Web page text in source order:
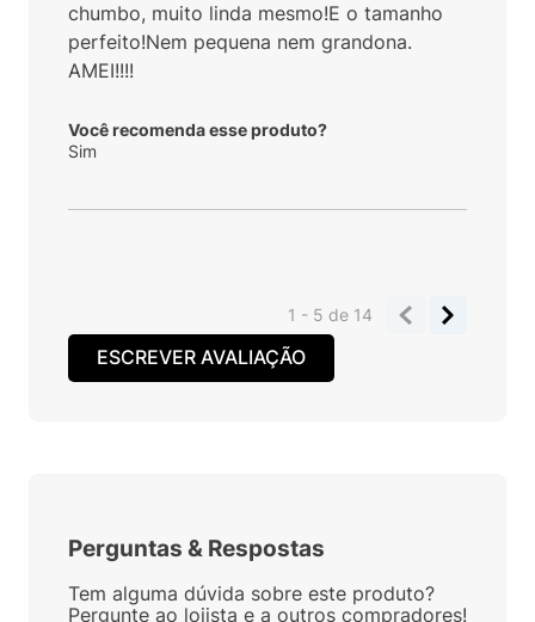
chumbo, muito linda mesmo!E o tamanho
perfeito!Nem pequena nem grandona.
AMEI!!!!
Você recomenda esse produto?
Sim
1 - 5de 14
ESCREVER AVALIAÇÃO
Perguntas & Respostas
Tem alguma dúvida sobre este produto?
Pergunte ao lojista e a outros compradores!